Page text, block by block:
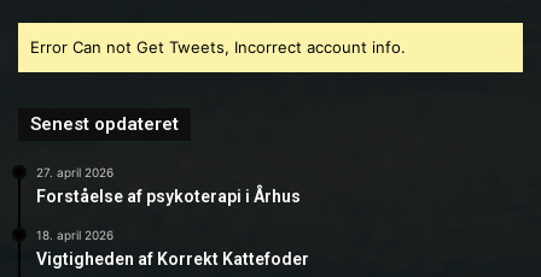
Error Can not Get Tweets, Incorrect account info.
Senest opdateret
27. april 2026
Forståelse af psykoterapi i Århus
18. april 2026
Vigtigheden af Korrekt Kattefoder